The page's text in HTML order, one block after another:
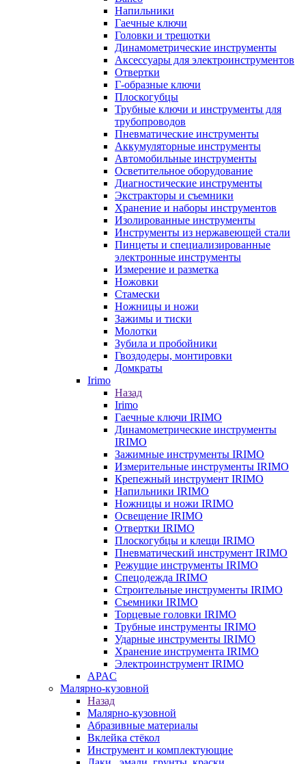
Напильники
Гаечные ключи
Головки и трещотки
Динамометрические инструменты
Аксессуары для электроинструментов
Отвертки
Г-образные ключи
Плоскогубцы
Трубные ключи и инструменты для
трубопроводов
Пневматические инструменты
Аккумуляторные инструменты
Автомобильные инструменты
Осветительное оборудование
Диагностические инструменты
Экстракторы и съемники
Хранение и наборы инструментов
Изолированные инструменты
Инструменты из нержавеющей стали
Пинцеты и специализированные
электронные инструменты
Измерение и разметка
Ножовки
Стамески
Ножницы и ножи
Зажимы и тиски
Молотки
Зубила и пробойники
Гвоздодеры, монтировки
Домкраты
Irimo
Назад
Irimo
Гаечные ключи IRIMO
Динамометрические инструменты
IRIMO
Зажимные инструменты IRIMO
Измерительные инструменты IRIMO
Крепежный инструмент IRIMO
Напильники IRIMO
Ножницы и ножи IRIMO
Освещение IRIMO
Отвертки IRIMO
Плоскогубцы и клещи IRIMO
Пневматический инструмент IRIMO
Режущие инструменты IRIMO
Спецодежда IRIMO
Строительные инструменты IRIMO
Съемники IRIMO
Торцевые головки IRIMO
Трубные инструменты IRIMO
Ударные инструменты IRIMO
Хранение инструмента IRIMO
Электроинструмент IRIMO
APAC
Малярно-кузовной
Назад
Малярно-кузовной
Абразивные материалы
Вклейка стёкол
Инструмент и комплектующие